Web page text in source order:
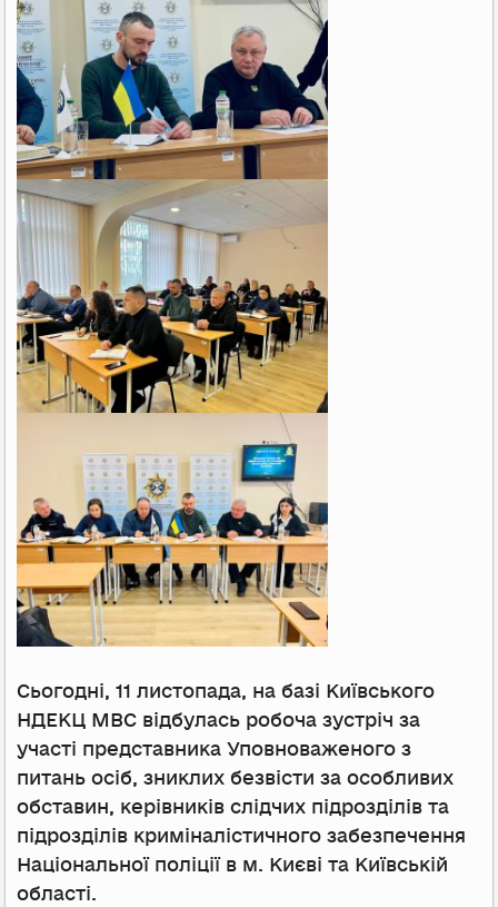
Сьогодні, 11 листопада, на базі Київського
НДЕКЦ МВС відбулась робоча зустріч за
участі представника Уповноваженого з
питань осіб, зниклих безвісти за особливих
обставин, керівників слідчих підрозділів та
підрозділів криміналістичного забезпечення
Національної поліції в м. Києві та Київській
області.